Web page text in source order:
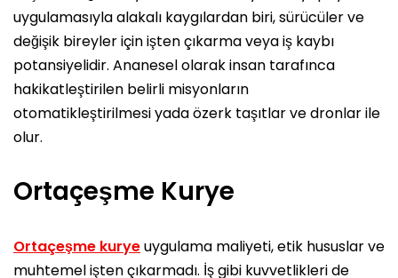
uygulamasıyla alakalı kaygılardan biri, sürücüler ve
değişik bireyler için işten çıkarma veya iş kaybı
potansiyelidir. Ananesel olarak insan tarafınca
hakikatleştirilen belirli misyonların
otomatikleştirilmesi yada özerk taşıtlar ve dronlar ile
olur.
Ortaçeşme Kurye
Ortaçeşme kuryeuygulama maliyeti, etik hususlar ve
muhtemel işten çıkarmadı. İş gibi kuvvetlikleri de